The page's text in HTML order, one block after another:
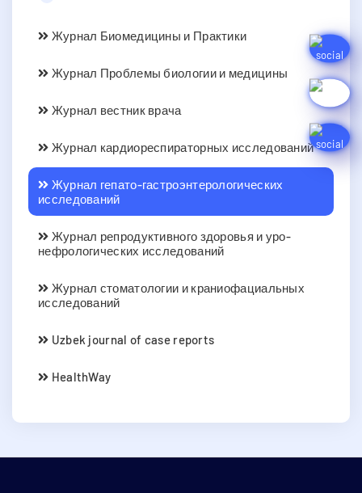
Журнал Биомедицины и Практики
Журнал Проблемы биологии и медицины
Журнал вестник врача
Журнал кардиореспираторных исследований
Журнал гепато-гастроэнтерологических
исследований
Журнал репродуктивного здоровья и уро-
нефрологических исследований
Журнал стоматологии и краниофациальных
исследований
Uzbek journal of case reports
HealthWay